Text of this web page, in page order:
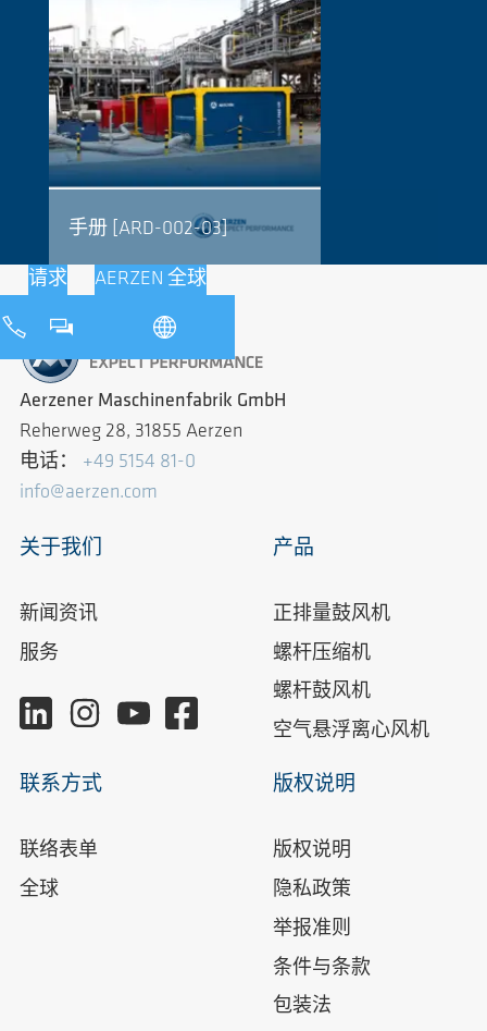
手册 [ARD-002-03]
请求 AERZEN 全球
Aerzener Maschinenfabrik GmbH
Reherweg 28, 31855 Aerzen
电话： +49 5154 81-0
info@aerzen.com
关于我们
新闻资讯
服务
产品
正排量鼓风机
螺杆压缩机
螺杆鼓风机
空气悬浮离心风机
联系方式
联络表单
全球
版权说明
版权说明
隐私政策
举报准则
条件与条款
包装法